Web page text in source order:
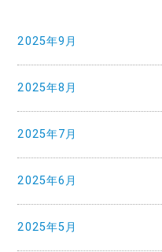
2025年9月
2025年8月
2025年7月
2025年6月
2025年5月